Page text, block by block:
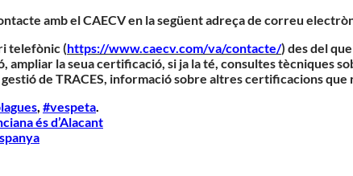
amb el CAECV en la següent adreça de correu
telefònic (https://www.caecv.com/va/contacte/) des del
la seua certificació, si ja la té, consultes tècniques
de TRACES, informació sobre altres certificacions
, #vespeta.
és d’Alacant